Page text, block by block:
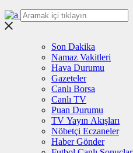
Son Dakika
Namaz Vakitleri
Hava Durumu
Gazeteler
Canlı Borsa
Canlı TV
Puan Durumu
TV Yayın Akışları
Nöbetçi Eczaneler
Haber Gönder